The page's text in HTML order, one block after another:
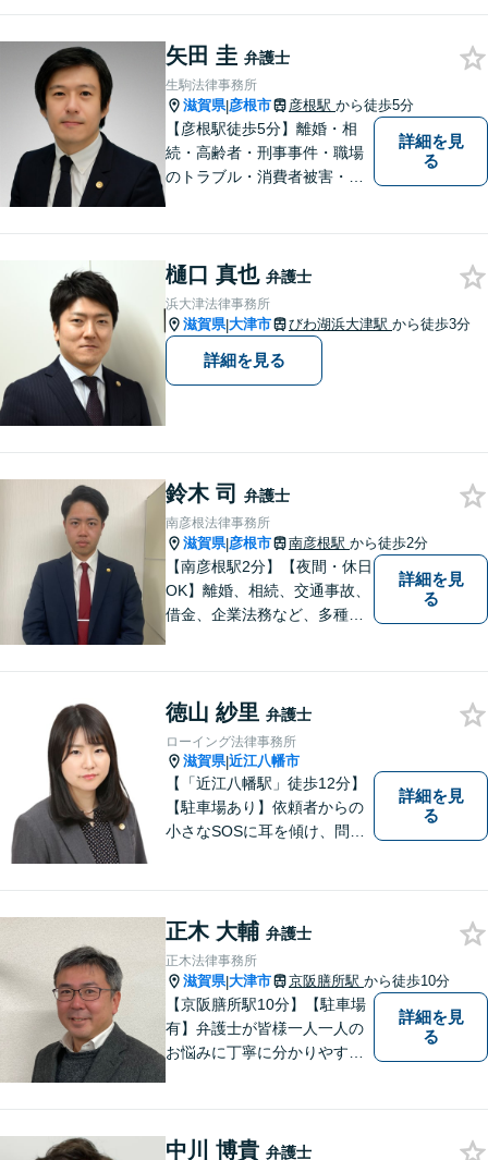
まに、不安を和らげベストな
解決策を提供します「迅速丁
寧」【無料相談有・駐車場完
備】【英語対応可】
矢田 圭 弁護士
生駒法律事務所
滋賀県|彦根市 彦根駅 から徒歩5分
【彦根駅徒歩5分】離婚・相
続・高齢者・刑事事件・職場
のトラブル・消費者被害・法
詳細を見
る
樋口 真也 弁護士
浜大津法律事務所
滋賀県|大津市 びわ湖浜大津駅 から徒歩3分
詳細を見る
鈴木 司 弁護士
南彦根法律事務所
滋賀県|彦根市 南彦根駅 から徒歩2分
【南彦根駅2分】【夜間・休日
OK】離婚、相続、交通事故、
借金、企業法務など、多種多
をモットーに、皆様それぞれ
に合った解決を図ってまいり
ます。お気軽にご相談くださ
い。
詳細を見
る
徳山 紗里 弁護士
ローイング法律事務所
滋賀県|近江八幡市
【「近江八幡駅」徒歩12分】
【駐車場あり】依頼者からの
小さなSOSに耳を傾け、問題
相談ください。
詳細を見
る
正木 大輔 弁護士
正木法律事務所
滋賀県|大津市 京阪膳所駅 から徒歩10分
【京阪膳所駅10分】【駐車場
有】弁護士が皆様一人一人の
お悩みに丁寧に分かりやすく
進できることがございます。
詳細を見
る
中川 博貴 弁護士